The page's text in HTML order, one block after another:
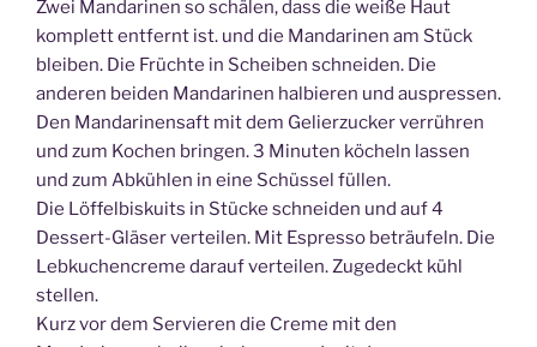
Zwei Mandarinen so schälen, dass die weiße Haut
komplett entfernt ist. und die Mandarinen am Stück
bleiben. Die Früchte in Scheiben schneiden. Die
anderen beiden Mandarinen halbieren und auspressen.
Den Mandarinensaft mit dem Gelierzucker verrühren
und zum Kochen bringen. 3 Minuten köcheln lassen
und zum Abkühlen in eine Schüssel füllen.
Die Löffelbiskuits in Stücke schneiden und auf 4
Dessert-Gläser verteilen. Mit Espresso beträufeln. Die
Lebkuchencreme darauf verteilen. Zugedeckt kühl
stellen.
Kurz vor dem Servieren die Creme mit den